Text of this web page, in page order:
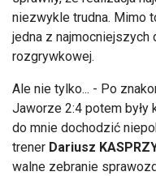
niezwykle trudna. Mimo
jedna z
rozgrywkowej.
Ale nie tylko... - Po
Jaworze 2:4 potem były
do mnie dochodzić
trener Dariusz
walne zebranie